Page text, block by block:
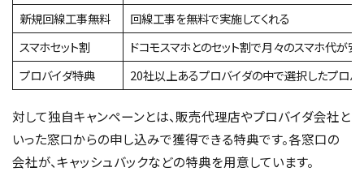
新規回線工事無料
回線工事を無料で実施してくれる
スマホセット割
ドコモスマホとのセット割で月々のスマホ代が安
プロバイダ特典
20社以上あるプロバイダの中で選択したプロ
対して独自キャンペーンとは、販売代理店やプロバイダ会社と
いった窓口からの申し込みで獲得できる特典です。各窓口の
会社が、キャッシュバックなどの特典を用意しています。